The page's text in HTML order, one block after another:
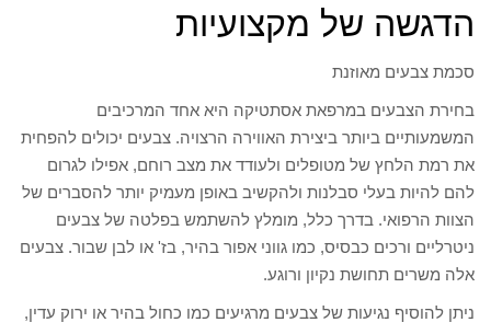
הדגשה של מקצועיות
סכמת צבעים מאוזנת
בחירת הצבעים במרפאת אסתטיקה היא אחד המרכיבים
המשמעותיים ביותר ביצירת האווירה הרצויה. צבעים יכולים להפחית
את רמת הלחץ של מטופלים ולעודד את מצב רוחם, אפילו לגרום
להם להיות בעלי סבלנות ולהקשיב באופן מעמיק יותר להסברים של
הצוות הרפואי. בדרך כלל, מומלץ להשתמש בפלטה של צבעים
ניטרליים ורכים כבסיס, כמו גווני אפור בהיר, בז' או לבן שבור. צבעים
אלה משרים תחושת נקיון ורוגע.
ניתן להוסיף נגיעות של צבעים מרגיעים כמו כחול בהיר או ירוק עדין,